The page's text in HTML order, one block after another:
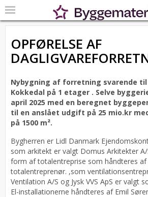
OPFØRELSE AF
Nybygning af forretning svarende til
Kokkedal på 1 etager . Selve
april 2025 med en beregnet
til en anslået udgift på 25 mio.kr
på 1500 m².
Bygherren er Lidl Danmark
som arkitekt er valgt Domus Arkitekter A/
form af totalentreprise som håndteres
totalentreprenør. ,som
Ventilation A/S og Jysk VVS ApS er valgt
El-installationerne håndteres af Emil